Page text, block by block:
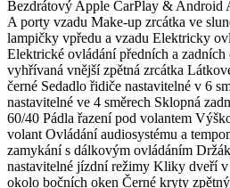
Bezdrátový Apple CarPlay & Android
A porty vzadu Make-up zrcátka ve
lampičky vpředu a vzadu Elektricky
Elektrické ovládání předních a
vyhřívaná vnější zpětná zrcátka
černé Sedadlo řidiče nastavitelné v 6
nastavitelné ve 4 směrech Sklopná
60/40 Pádla řazení pod volantem
volant Ovládání audiosystému a
zamykání s dálkovým ovládáním
nastavitelné jízdní režimy Kliky dveří v
okolo bočních oken Černé kryty